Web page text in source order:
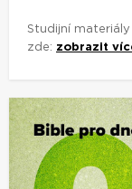
Studijní
zde: zobrazit